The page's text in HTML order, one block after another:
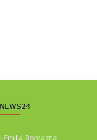
Romagna